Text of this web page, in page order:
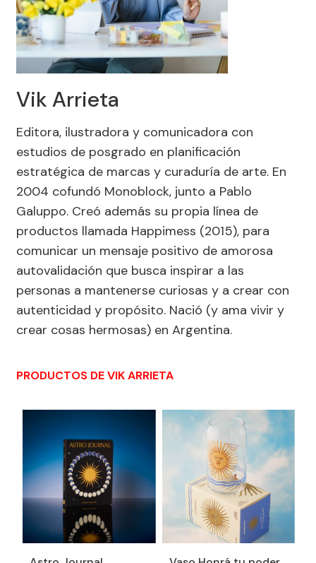
Vik Arrieta
Editora, ilustradora y comunicadora con
estudios de posgrado en planificación
estratégica de marcas y curaduría de arte. En
2004 cofundó Monoblock, junto a Pablo
Galuppo. Creó además su propia línea de
productos llamada Happimess (2015), para
comunicar un mensaje positivo de amorosa
autovalidación que busca inspirar a las
personas a mantenerse curiosas y a crear con
autenticidad y propósito. Nació (y ama vivir y
crear cosas hermosas) en Argentina.
PRODUCTOS DE VIK ARRIETA